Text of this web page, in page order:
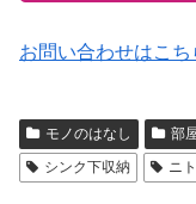
お問い合わせはこち
モノのはなし 部
シンク下収納
ニ